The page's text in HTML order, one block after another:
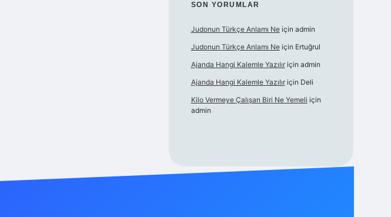
SON YORUMLAR
Judonun Türkçe Anlamı Neiçin admin
Judonun Türkçe Anlamı Neiçin Ertuğrul
Ajanda Hangi Kalemle Yazılıriçin admin
Ajanda Hangi Kalemle Yazılıriçin Deli
Kilo Vermeye Çalışan Biri Ne Yemeli için
admin